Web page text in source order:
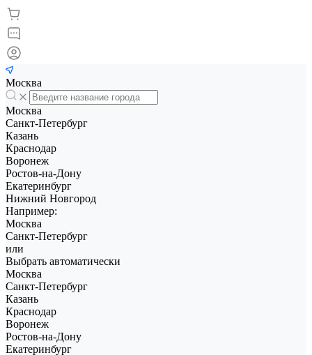
Москва
Москва
Санкт-Петербург
Казань
Краснодар
Воронеж
Ростов-на-Дону
Екатеринбург
Нижний Новгород
Например:
Москва
Санкт-Петербург
или
Выбрать автоматически
Москва
Санкт-Петербург
Казань
Краснодар
Воронеж
Ростов-на-Дону
Екатеринбург